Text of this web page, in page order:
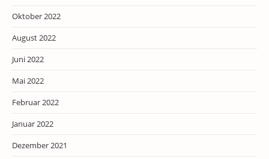
Oktober 2022
August 2022
Juni 2022
Mai 2022
Februar 2022
Januar 2022
Dezember 2021